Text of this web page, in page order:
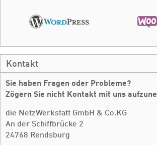
Kontakt
Sie haben Fragen oder Probleme?
Zögern Sie nicht Kontakt mit uns
die NetzWerkstatt GmbH & Co.KG
An der Schiffbrücke 2
24768 Rendsburg